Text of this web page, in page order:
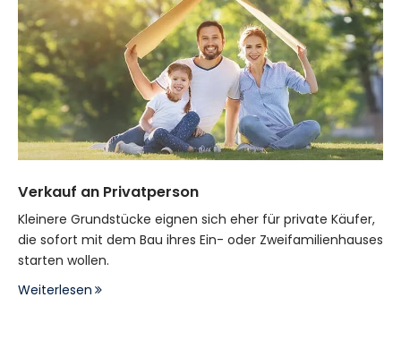
Verkauf an Privatperson
Kleinere Grundstücke eignen sich eher für private Käufer,
die sofort mit dem Bau ihres Ein- oder Zweifamilienhauses
starten wollen.
Weiterlesen